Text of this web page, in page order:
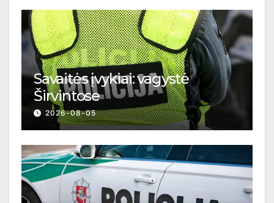
Savaitės įvykiai: vagystė
Širvintose
2026-08-05